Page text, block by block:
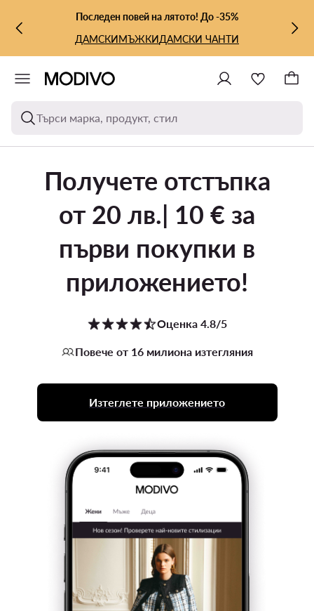
КЪМ ОСНОВНОТО СЪДЪРЖАНИЕ
КЪМ ТЪРСЕНЕПоследен повей на лятото! До -35%
ДАМСКИМЪЖКИДАМСКИ ЧАНТИ
Търси марка, продукт, стил
Получете отстъпка
от 20 лв.| 10 € за
първи покупки в
приложението!
Оценка 4.8/5
Повече от 16 милиона изтегляния
Изтеглете приложението